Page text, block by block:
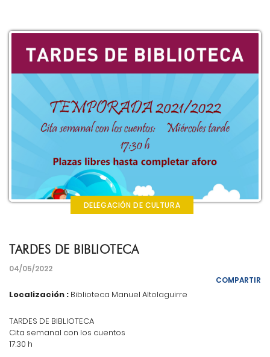
DELEGACIÓN DE CULTURA
TARDES DE BIBLIOTECA
04/05/2022
COMPARTIR
Localización : Biblioteca Manuel Altolaguirre
TARDES DE BIBLIOTECA
Cita semanal con los cuentos
17:30 h